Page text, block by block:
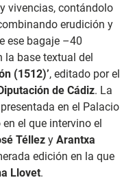
vivencias, contándolo
erudición y
ese bagaje –40
la base textual del
(1512)’, editado por el
de Cádiz. La
en el Palacio
el que intervino el
Téllezy Arantxa
edición en la que
Llovet.